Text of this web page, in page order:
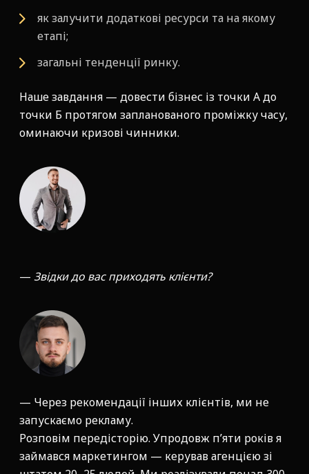
як залучити додаткові ресурси та на якому
етапі;
загальні тенденції ринку.
Наше завдання — довести бізнес із точки А до
точки Б протягом запланованого проміжку часу,
оминаючи кризові чинники.
— Звідки до вас приходять клієнти?
— Через рекомендації інших клієнтів, ми не
запускаємо рекламу.
Розповім передісторію. Упродовж п’яти років я
займався маркетингом — керував агенцією зі